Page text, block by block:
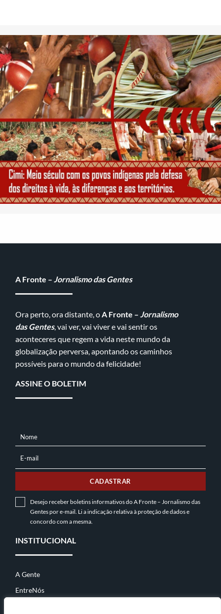
A Fronte – Jornalismo das Gentes
Ora perto, ora distante, oA Fronte – Jornalismo
das Gentes, vai ver, vai viver e vai sentir os
aconteceres que regem a vida neste mundo da
globalização perversa, apontando os caminhos
possíveis para o mundo da felicidade!
ASSINE O BOLETIM
NOME
Nome
MAIL
E-mail
CADASTRAR
Desejo receber boletins informativos do A Fronte – Jornalismo das
Gentes por e-mail. Li a indicação relativa àproteção de dadose
concordo com a mesma.
INSTITUCIONAL
A Gente
EntreNós